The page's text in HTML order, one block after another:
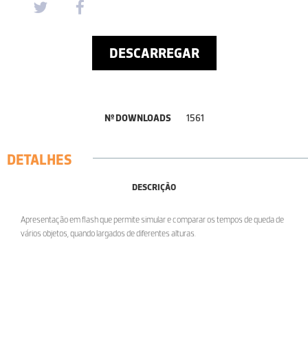
DESCARREGAR
Nº DOWNLOADS 1561
DETALHES
DESCRIÇÃO
Apresentação em flash que permite simular e comparar os tempos de queda de
vários objetos, quando largados de diferentes alturas.